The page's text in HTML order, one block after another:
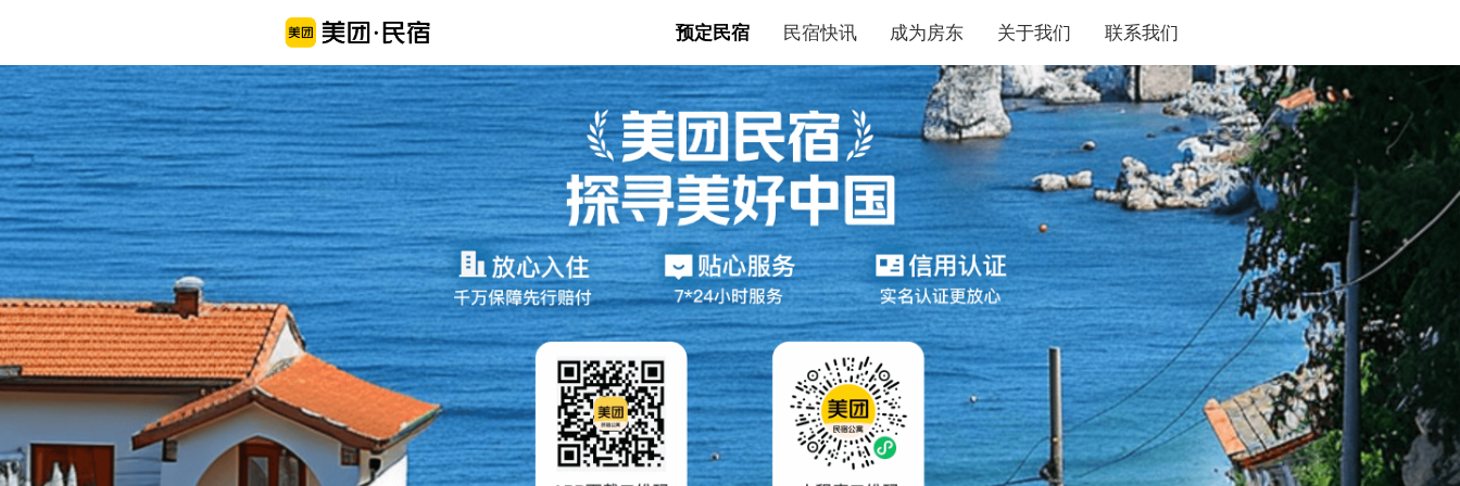
预定民宿 民宿快讯 成为房东 关于我们 联系我们